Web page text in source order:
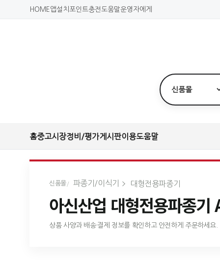
HOME 앱설치 포인트충전도움말운영자에게
홈중고시장정비/평가게시판이용도움말
신품몰 파종기/이식기 대형전용파종기
아신산업 대형전용파종
상품 사양과 배송·결제 정보를 확인하고 안전하게 주문하세요.